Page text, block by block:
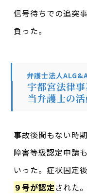
信号待ちでの追突
負った。
弁護士法人
宇都宮法律
当弁護士の
事故後間もない時
障害等級認定申請
いった。症状固定
９号が認定された